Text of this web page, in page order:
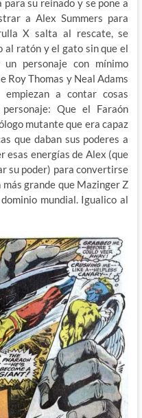
su reinado y se pone a
a Alex Summers para
X salta al rescate, se
al ratón y el gato sin que el
personaje con mínimo
Roy Thomas y Neal Adams
a contar cosas
Que el Faraón
mutante que era capaz
que daban sus poderes a
esas energías de Alex (que
su poder) para convertirse
grande que Mazinger Z
mundial. Igualico al